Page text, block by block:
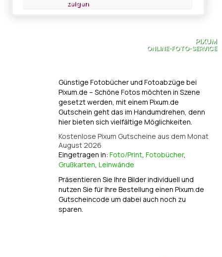
zeigen
PIXUM
ONLINE-FOTO-SERVICE
Günstige Fotobücher und Fotoabzüge bei
Pixum.de – Schöne Fotos möchten in Szene
gesetzt werden, mit einem Pixum.de
Gutschein geht das im Handumdrehen, denn
hier bieten sich vielfältige Möglichkeiten.
Kostenlose Pixum Gutscheine aus dem Monat
August 2026
Eingetragen in: Foto/Print, Fotobücher,
Grußkarten, Leinwände
Präsentieren Sie Ihre Bilder individuell und
nutzen Sie für Ihre Bestellung einen Pixum.de
Gutscheincode um dabei auch noch zu
sparen.